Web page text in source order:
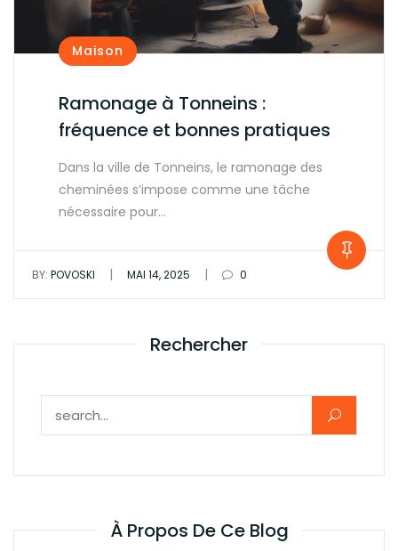
Maison
Ramonage à Tonneins :
fréquence et bonnes pratiques
Dans la ville de Tonneins, le ramonage des
cheminées s’impose comme une tâche
nécessaire pour…
BY: POVOSKI | MAI 14, 2025 | 0
Rechercher
À Propos De Ce Blog